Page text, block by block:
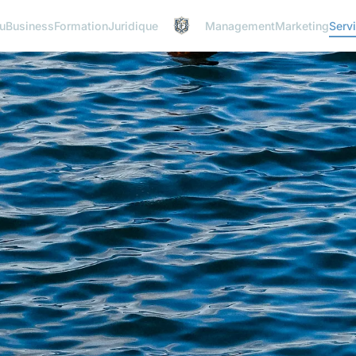
BusinessFormationJuridique ManagementMarketing